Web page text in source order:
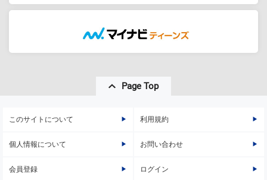
Page Top
このサイトについて 利用規約
個人情報について お問い合わせ
会員登録 ログイン